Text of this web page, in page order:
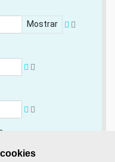
Mostrar
adelante